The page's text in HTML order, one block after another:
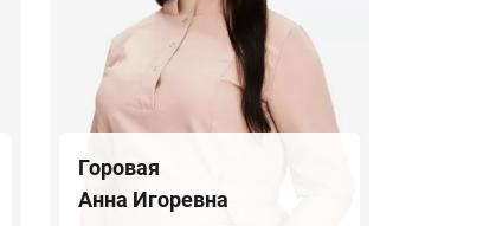
Горовая
Анна Игоревна